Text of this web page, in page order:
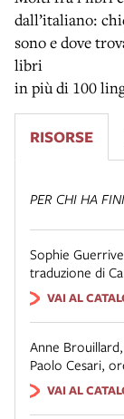
dall’italiano:
sono e dove
libri
in più di 100
RISORSE
PER CHI HA
Sophie Guerrive
traduzione di
VAI AL
Anne Brouillard,
Paolo Cesari,
VAI AL